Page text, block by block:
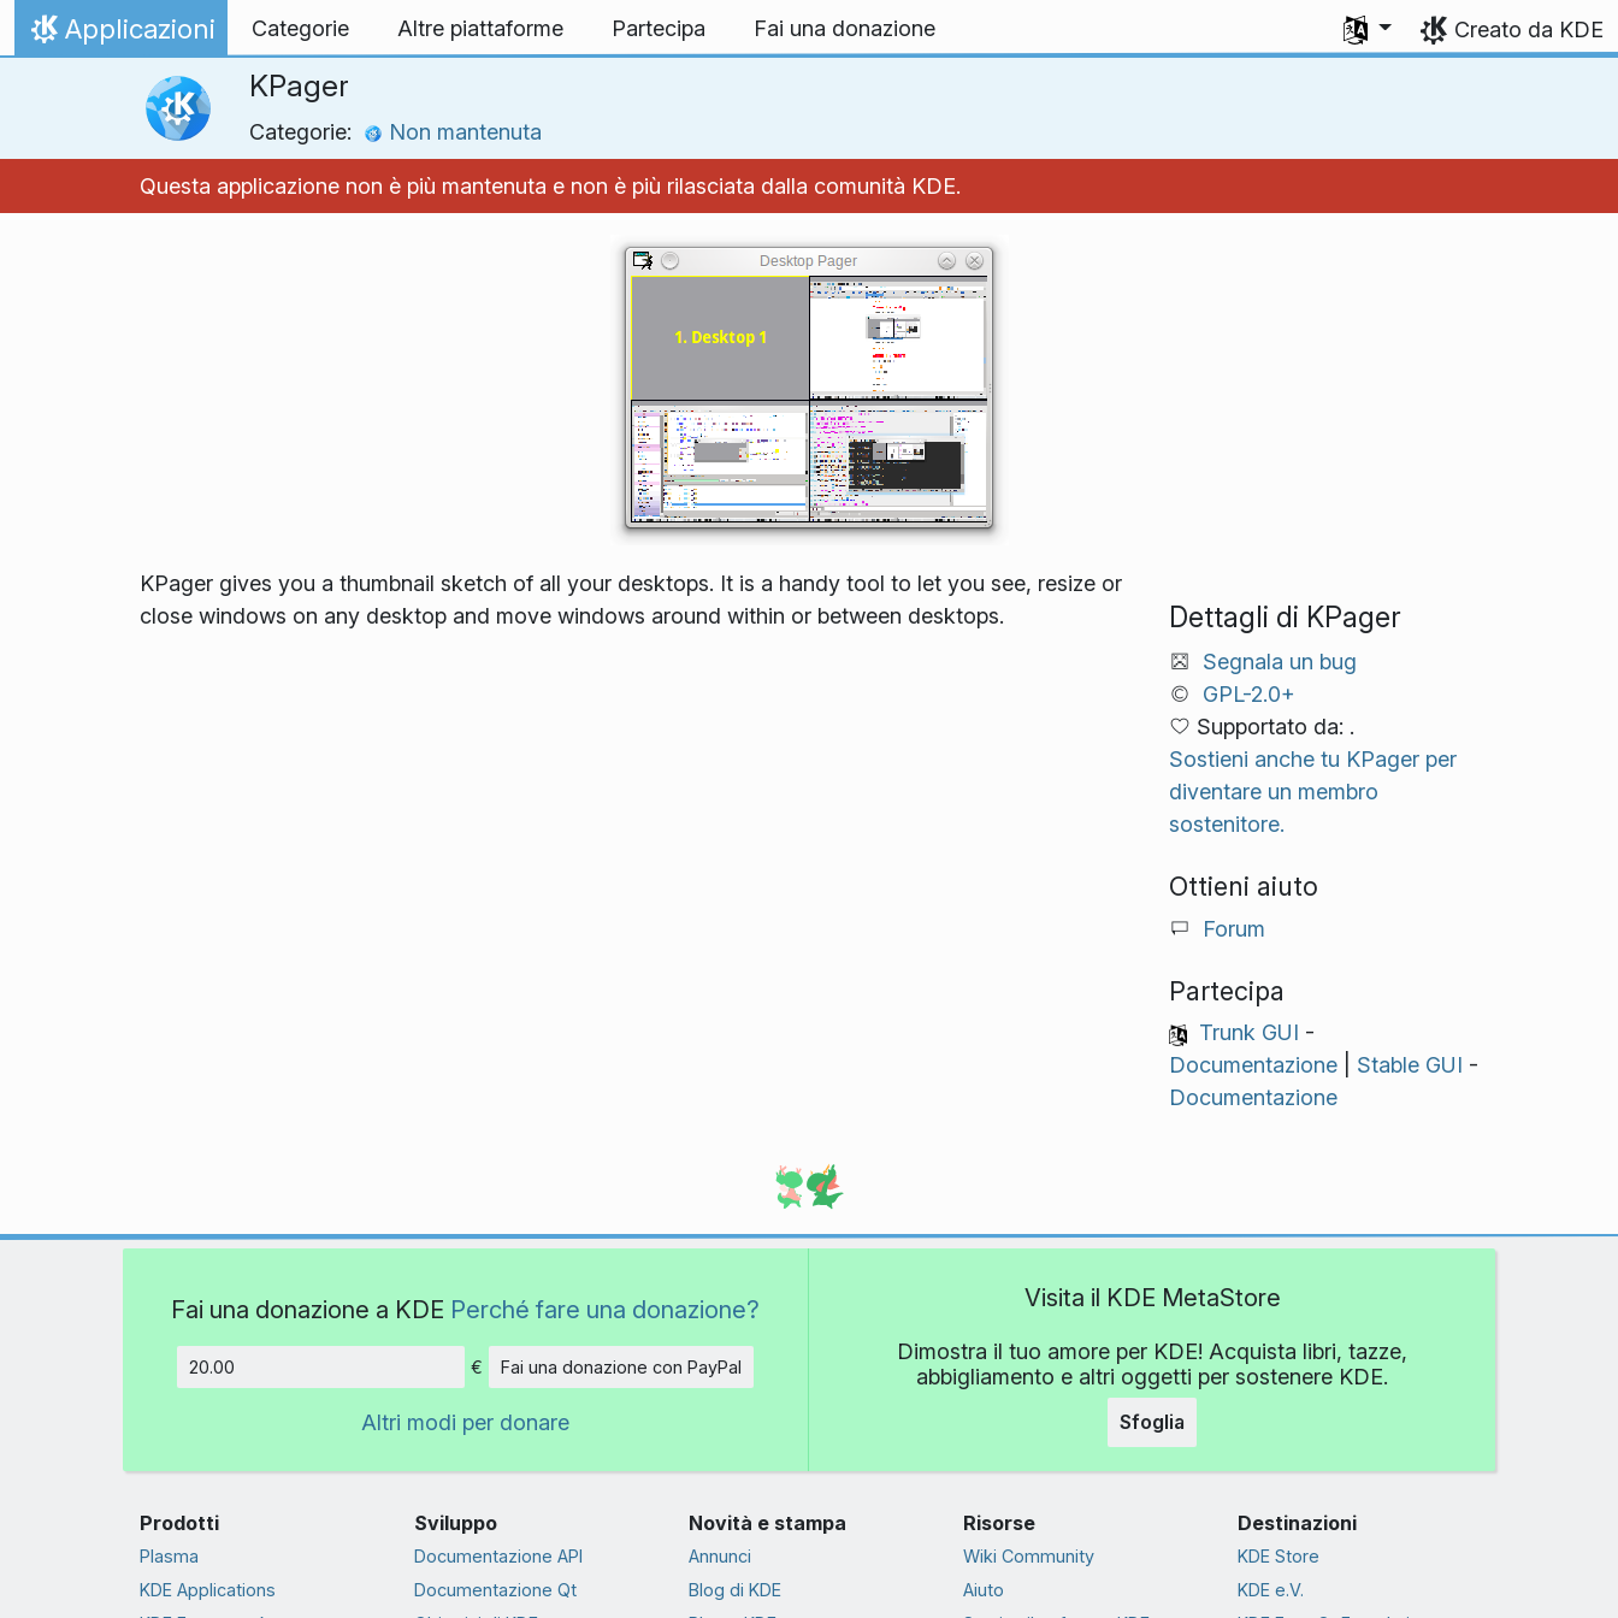
Passa al contenuto
Pagina iniziale
Applicazioni Categorie Altre piattaforme Partecipa Fai una donazione
Seleziona la lingua
Creato da KDE
KPager
Categorie: Non mantenuta
Questa applicazione non è più mantenuta e non è più rilasciata dalla comunità KDE.
KPager gives you a thumbnail sketch of all your desktops. It is a handy tool to let you see, resize or
close windows on any desktop and move windows around within or between desktops.
Dettagli di KPager
Segnala un bug
GPL-2.0+
Supportato da: .
Sostieni anche tu KPager per
diventare un membro
sostenitore.
Ottieni aiuto
Forum
Partecipa
Trunk GUI -
Documentazione| Stable GUI -
Documentazione
Fai una donazione a KDE Perché fare una donazione?
Importo
€ Fai una donazione con PayPal
Altri modi per donare
Visita il KDE MetaStore
Dimostra il tuo amore per KDE! Acquista libri, tazze,
abbigliamento e altri oggetti per sostenere KDE.
Sfoglia
Prodotti
Plasma
KDE Applications
Sviluppo
Documentazione API
Documentazione Qt
Novità e stampa
Annunci
Blog di KDE
Risorse
Wiki Community
Aiuto
Destinazioni
KDE Store
KDE e.V.